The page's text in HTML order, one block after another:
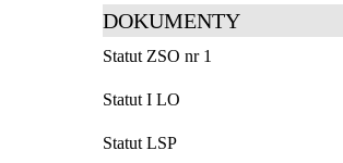
DOKUMENTY
Statut ZSO nr 1
Statut I LO
Statut LSP